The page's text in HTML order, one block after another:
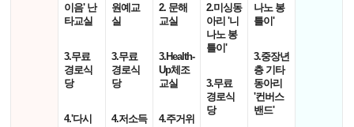
이음' 난
타교실
3.무료
경로식
당
4.'다시
원예교
실
3.무료
경로식
당
4.저소득
2. 문해
교실
3.Health-
Up체조
교실
4.주거위
2.미싱동
아리 '니
나노 봉
틀이'
3.무료
경로식
당
나노 봉
틀이'
3.중장년
층 기타
동아리
'컨버스
밴드'